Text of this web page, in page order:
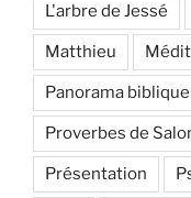
L'arbre de Jessé
Matthieu
Panorama biblique
Proverbes de
Présentation